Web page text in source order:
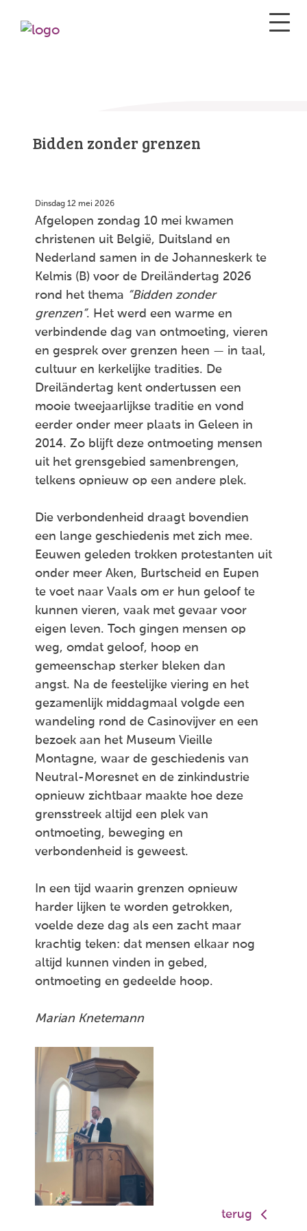
Bidden zonder grenzen
Dinsdag 12 mei 2026
Afgelopen zondag 10 mei kwamen
christenen uit België, Duitsland en
Nederland samen in de Johanneskerk te
Kelmis (B) voor de Dreiländertag 2026
rond het thema “Bidden zonder
grenzen”. Het werd een warme en
verbindende dag van ontmoeting, vieren
en gesprek over grenzen heen — in taal,
cultuur en kerkelijke tradities. De
Dreiländertag kent ondertussen een
mooie tweejaarlijkse traditie en vond
eerder onder meer plaats in Geleen in
2014. Zo blijft deze ontmoeting mensen
uit het grensgebied samenbrengen,
telkens opnieuw op een andere plek.
Die verbondenheid draagt bovendien
een lange geschiedenis met zich mee.
Eeuwen geleden trokken protestanten uit
onder meer Aken, Burtscheid en Eupen
te voet naar Vaals om er hun geloof te
kunnen vieren, vaak met gevaar voor
eigen leven. Toch gingen mensen op
weg, omdat geloof, hoop en
gemeenschap sterker bleken dan
angst. Na de feestelijke viering en het
gezamenlijk middagmaal volgde een
wandeling rond de Casinovijver en een
bezoek aan het Museum Vieille
Montagne, waar de geschiedenis van
Neutral-Moresnet en de zinkindustrie
opnieuw zichtbaar maakte hoe deze
grensstreek altijd een plek van
ontmoeting, beweging en
verbondenheid is geweest.
In een tijd waarin grenzen opnieuw
harder lijken te worden getrokken,
voelde deze dag als een zacht maar
krachtig teken: dat mensen elkaar nog
altijd kunnen vinden in gebed,
ontmoeting en gedeelde hoop.
Marian Knetemann
terug